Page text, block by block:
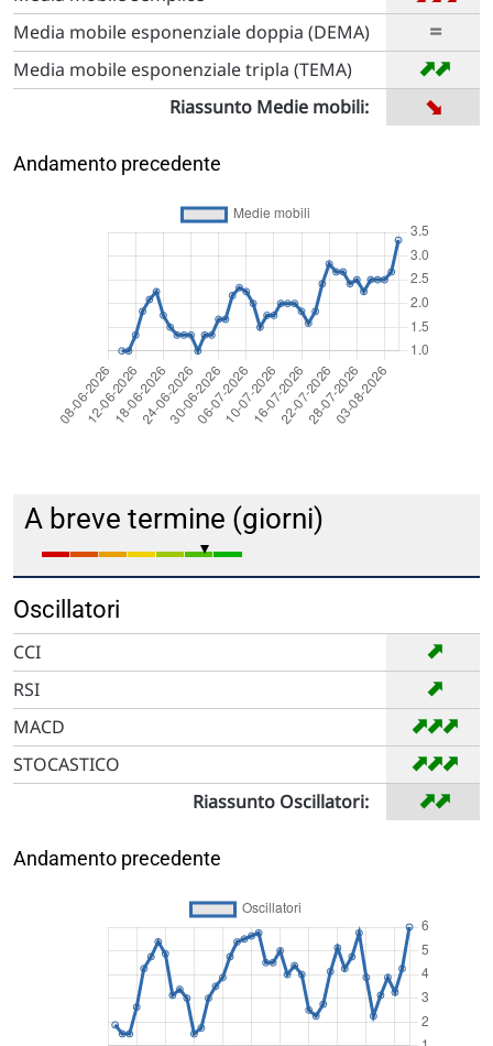
Media mobile esponenziale doppia (DEMA) =
Media mobile esponenziale tripla (TEMA) ➡
➡
Riassunto Medie mobili: ➡
Andamento precedente
A breve termine (giorni)
Oscillatori
CCI ➡
RSI ➡
MACD ➡
➡
➡
STOCASTICO ➡
➡
➡
Riassunto Oscillatori: ➡
➡
Andamento precedente